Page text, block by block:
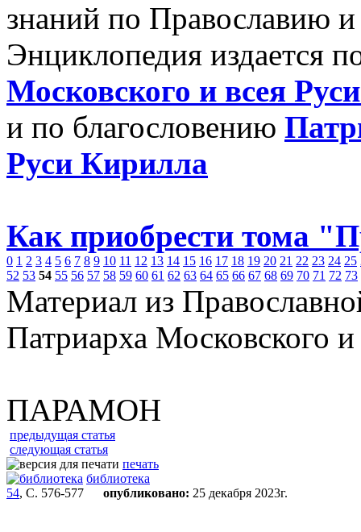
знаний по Православию
Энциклопедия издается
Московского и всея
и по благословению
Руси Кирилла
Как приобрести тома
0 1 2 3 4 5 6 7 8 9 10 11 12 13 14 15 16 17 18 19 20 21 22 23 24 25
52 53 54 55 56 57 58 59 60 61 62 63 64 65 66 67 68 69 70 71 72 73
Материал из
Патриарха Московского
ПАРАМОН
предыдущая статья
следующая статья
печать
библиотека
54, С. 576-577 опубликовано: 25 декабря 2023г.